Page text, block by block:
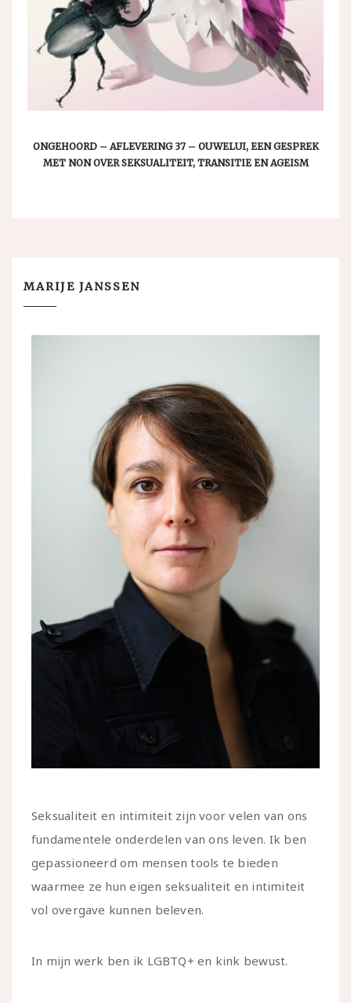
ONGEHOORD – AFLEVERING 37 – OUWELUI, EEN GESPREK
MET NON OVER SEKSUALITEIT, TRANSITIE EN AGEISM
MARIJE JANSSEN
Seksualiteit en intimiteit zijn voor velen van ons
fundamentele onderdelen van ons leven. Ik ben
gepassioneerd om mensen tools te bieden
waarmee ze hun eigen seksualiteit en intimiteit
vol overgave kunnen beleven.
In mijn werk ben ik LGBTQ+ en kink bewust.